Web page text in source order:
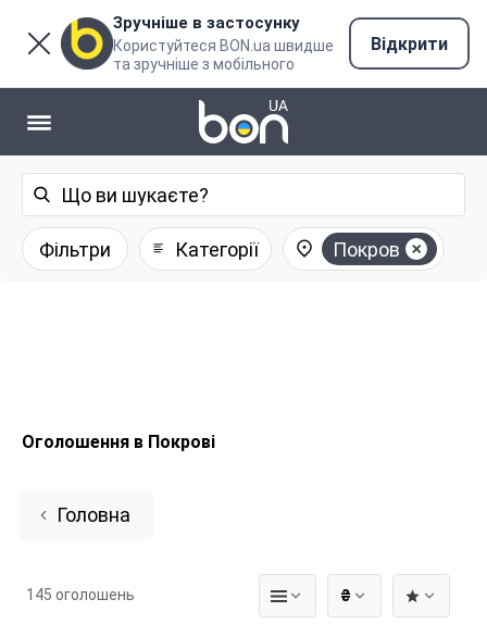
Зручніше в застосунку
Користуйтеся BON.ua швидше
та зручніше з мобільного
Відкрити
Фільтри Категорії Покров
Оголошення в Покрові
Головна
₴
145 оголошень